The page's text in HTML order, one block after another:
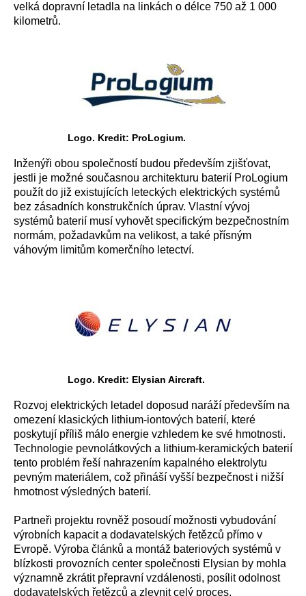
velká dopravní letadla na linkách o délce 750 až 1 000
kilometrů.
Logo. Kredit: ProLogium.
Inženýři obou společností budou především zjišťovat,
jestli je možné současnou architekturu baterií ProLogium
použít do již existujících leteckých elektrických systémů
bez zásadních konstrukčních úprav. Vlastní vývoj
systémů baterií musí vyhovět specifickým bezpečnostním
normám, požadavkům na velikost, a také přísným
váhovým limitům komerčního letectví.
Logo. Kredit: Elysian Aircraft.
Rozvoj elektrických letadel doposud naráží především na
omezení klasických lithium-iontových baterií, které
poskytují příliš málo energie vzhledem ke své hmotnosti.
Technologie pevnolátkových a lithium-keramických baterií
tento problém řeší nahrazením kapalného elektrolytu
pevným materiálem, což přináší vyšší bezpečnost i nižší
hmotnost výsledných baterií.
Partneři projektu rovněž posoudí možnosti vybudování
výrobních kapacit a dodavatelských řetězců přímo v
Evropě. Výroba článků a montáž bateriových systémů v
blízkosti provozních center společnosti Elysian by mohla
významně zkrátit přepravní vzdálenosti, posílit odolnost
dodavatelských řetězců a zlevnit celý proces.